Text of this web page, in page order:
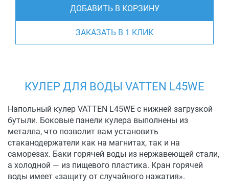
ДОБАВИТЬ В КОРЗИНУ
ЗАКАЗАТЬ В 1 КЛИК
КУЛЕР ДЛЯ ВОДЫ VATTEN L45WE
Напольный кулер VATTEN L45WE с нижней загрузкой
бутыли. Боковые панели кулера выполнены из
металла, что позволит вам установить
стаканодержатели как на магнитах, так и на
саморезах. Баки горячей воды из нержавеющей стали,
а холодной — из пищевого пластика. Кран горячей
воды имеет «защиту от случайного нажатия».